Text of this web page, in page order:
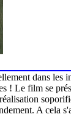
dans les
! Le film se
A cela